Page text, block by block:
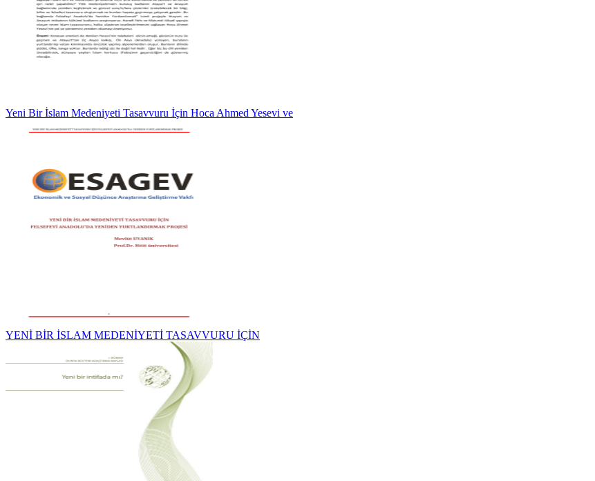
Yeni Bir İslam Medeniyeti Tasavvuru İçin Hoca Ahmed Yesevi ve
YENİ BİR İSLAM MEDENİYETİ TASAVVURU İÇİN